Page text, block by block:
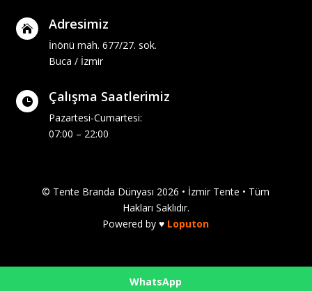
 Adresimiz
İnönü mah. 677/27. sok.
Buca / İzmir
 Çalışma Saatlerimiz
Pazartesi-Cumartesi:
07:00 – 22:00
© Tente Branda Dünyası 2026 • İzmir Tente • Tüm
Hakları Saklıdır.
Powered by ♥ Loputon
WhatsApp